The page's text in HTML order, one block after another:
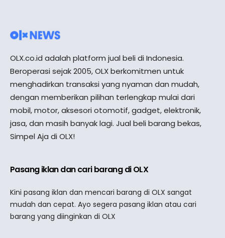
OLX.co.id adalah platform jual beli di Indonesia.
Beroperasi sejak 2005, OLX berkomitmen untuk
menghadirkan transaksi yang nyaman dan mudah,
dengan memberikan pilihan terlengkap mulai dari
mobil, motor, aksesori otomotif, gadget, elektronik,
jasa, dan masih banyak lagi. Jual beli barang bekas,
Simpel Aja di OLX!
Pasang iklan dan cari barang di OLX
Kini pasang iklan dan mencari barang di OLX sangat
mudah dan cepat. Ayo segera pasang iklan atau cari
barang yang diinginkan di OLX